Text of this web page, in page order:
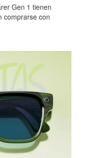
Gen 1 tienen
comprarse con